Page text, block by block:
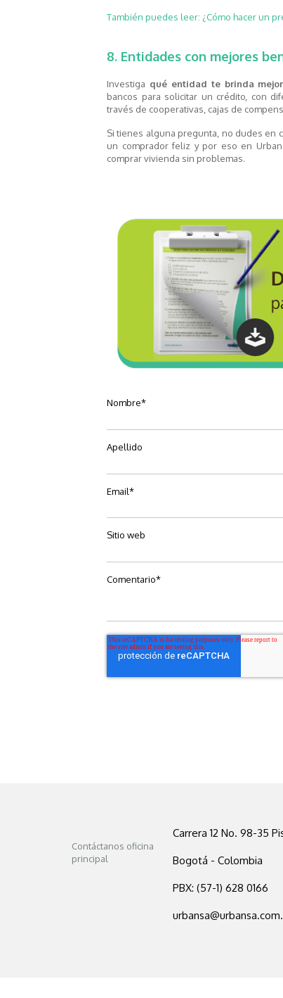
También puedes leer: ¿Cómo hacer un
8. Entidades con mejores
Investiga qué entidad te brinda
bancos para solicitar un crédito, con
través de cooperativas, cajas de
Si tienes alguna pregunta, no dudes en
un comprador feliz y por eso en
comprar vivienda sin problemas.
Nombre*
Apellido
Email*
Sitio web
Comentario*
Contáctanos oficina
principal
Carrera 12 No. 98-35
Bogotá - Colombia
PBX: (57-1) 628 0166